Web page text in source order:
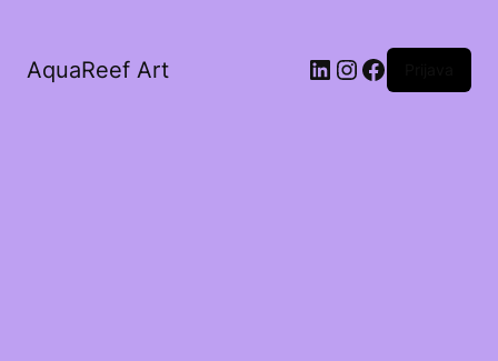
AquaReef Art